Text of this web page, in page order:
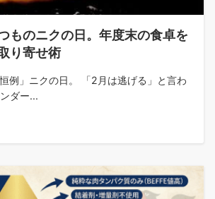
ものニクの日。年度末の食卓を
り寄せ術
例」ニクの日。 「2月は逃げる」と言わ
ダー...